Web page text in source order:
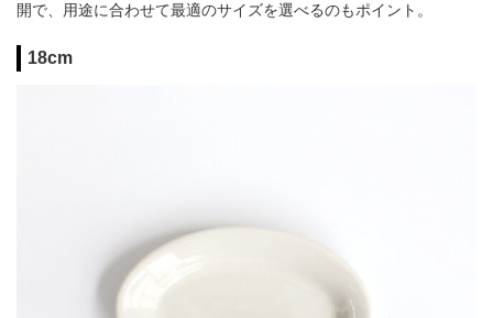
開で、用途に合わせて最適のサイズを選べるのもポイント。
18cm